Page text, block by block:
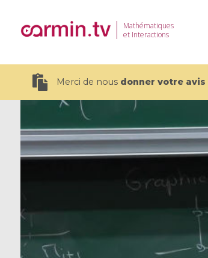
Mathématiques
et Interactions
Merci de nous donner votre avis
CEMRACS 2026 : Modeling and AI
for Environmental Transition /
Centre d'Eté Mathématique de
Recherche Avancée en Calcul
Scientifique